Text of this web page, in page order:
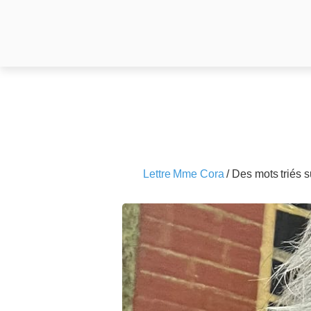
Lettre Mme Cora / Des mots triés